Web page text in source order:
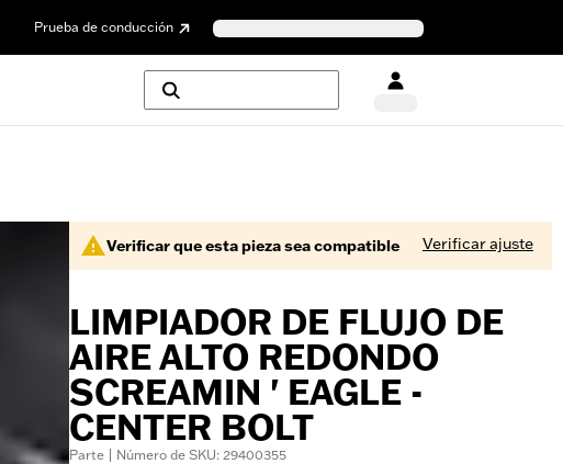
Prueba de conducción
Verificar que esta pieza sea compatible Verificar ajuste
LIMPIADOR DE FLUJO DE
AIRE ALTO REDONDO
SCREAMIN ' EAGLE -
CENTER BOLT
Parte | Número de SKU: 29400355